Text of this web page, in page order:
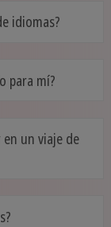
idiomas?
para mí?
un viaje de